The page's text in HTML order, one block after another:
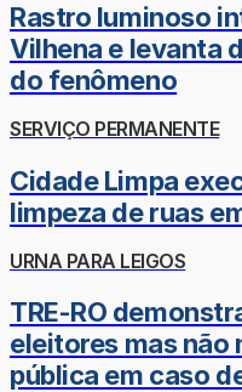
Rastro luminoso
Vilhena e levanta
do fenômeno
SERVIÇO PERMANENTE
Cidade Limpa
limpeza de ruas
URNA PARA LEIGOS
TRE-RO
eleitores mas
pública em caso